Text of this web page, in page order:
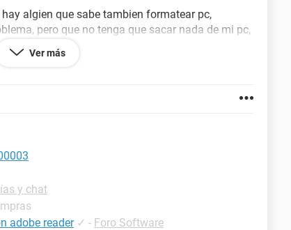
algien que sabe tambien formatear pc,
pero que no tenga que sacar nada de mi pc,
Ver más
y chat
adobe reader ✓ - Foro Software